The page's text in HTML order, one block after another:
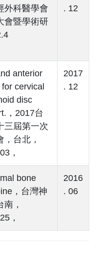
外科醫學會
會暨學術研
. 12
anterior
cervical
disc
，2017台
三屆第一次
台北，
，
2017
. 12
bone
，台灣神
，
，
2016
. 06